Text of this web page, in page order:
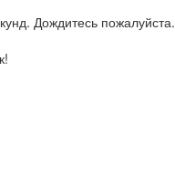
Дождитесь пожалуйста.